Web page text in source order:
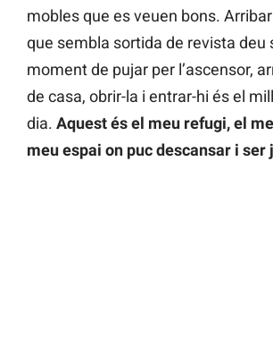
mobles que es veuen bons.
que sembla sortida de revista deu
moment de pujar per l’ascensor,
de casa, obrir-la i entrar-hi és el
dia. Aquest és el meu refugi, el
meu espai on puc descansar i ser